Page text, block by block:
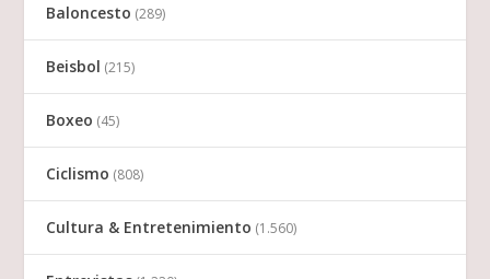
Baloncesto (289)
Beisbol (215)
Boxeo (45)
Ciclismo (808)
Cultura & Entretenimiento (1.560)